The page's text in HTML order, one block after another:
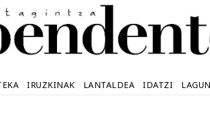
IRUZKINAK LANTALDEA IDATZI